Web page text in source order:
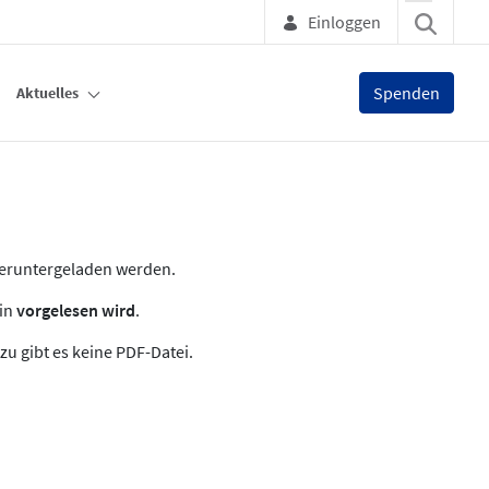
Einloggen
Aktuelles Spenden
werden.
vorgelesen wird.
gibt es keine PDF-Datei.